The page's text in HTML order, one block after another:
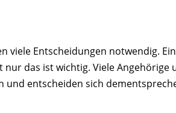
Entscheidungen notwendig.
das ist wichtig. Viele
und entscheiden sich